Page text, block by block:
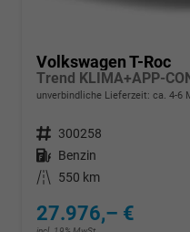
Volkswagen T-Roc
Trend KLIMA+APP-
unverbindliche Lieferzeit: ca. 4-6
Fahrzeugnr. 300258
Kraftstoff Benzin
Kilometerstand
550 km
27.976,– €